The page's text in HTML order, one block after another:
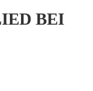
BEI